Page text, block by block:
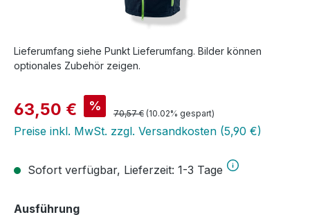
Lieferumfang siehe Punkt Lieferumfang. Bilder können
optionales Zubehör zeigen.
Verkaufspreis:
63,50 € % Regulärer Preis:
70,57 € (10.02% gespart)
Preise inkl. MwSt. zzgl. Versandkosten (5,90 €)
Sofort verfügbar, Lieferzeit: 1-3 Tage
Ausführungauswählen